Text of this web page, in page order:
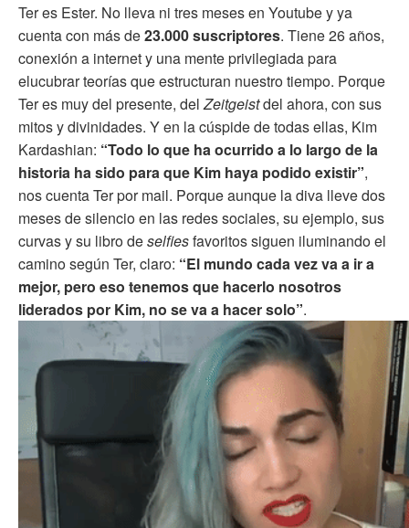
Ter es Ester. No lleva ni tres meses en Youtube y ya
cuenta con más de23.000 suscriptores. Tiene 26 años,
conexión a internet y una mente privilegiada para
elucubrar teorías que estructuran nuestro tiempo. Porque
Ter es muy del presente, delZeitgeistdel ahora, con sus
mitos y divinidades. Y en la cúspide de todas ellas, Kim
Kardashian: “Todo lo que ha ocurrido a lo largo de la
historia ha sido para que Kim haya podido existir”,
nos cuenta Ter por mail. Porque aunque la diva lleve dos
meses de silencio en las redes sociales, su ejemplo, sus
curvas y su libro deselfiesfavoritos siguen iluminando el
camino según Ter, claro: “El mundo cada vez va a ir a
mejor, pero eso tenemos que hacerlo nosotros
liderados por Kim, no se va a hacer solo”.